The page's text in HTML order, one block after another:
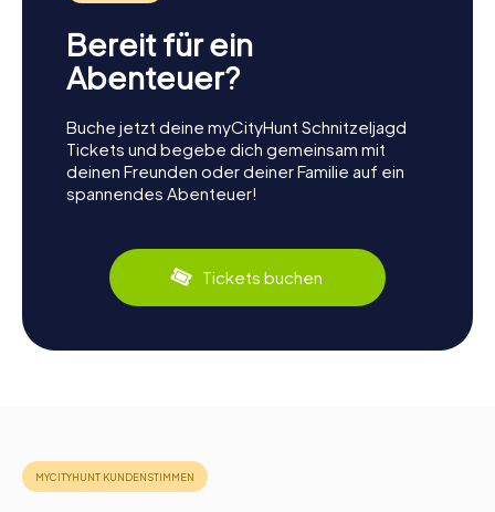
Bereit für ein
Abenteuer?
Buche jetzt deine myCityHunt Schnitzeljagd
Tickets und begebe dich gemeinsam mit
deinen Freunden oder deiner Familie auf ein
spannendes Abenteuer!
Tickets buchen